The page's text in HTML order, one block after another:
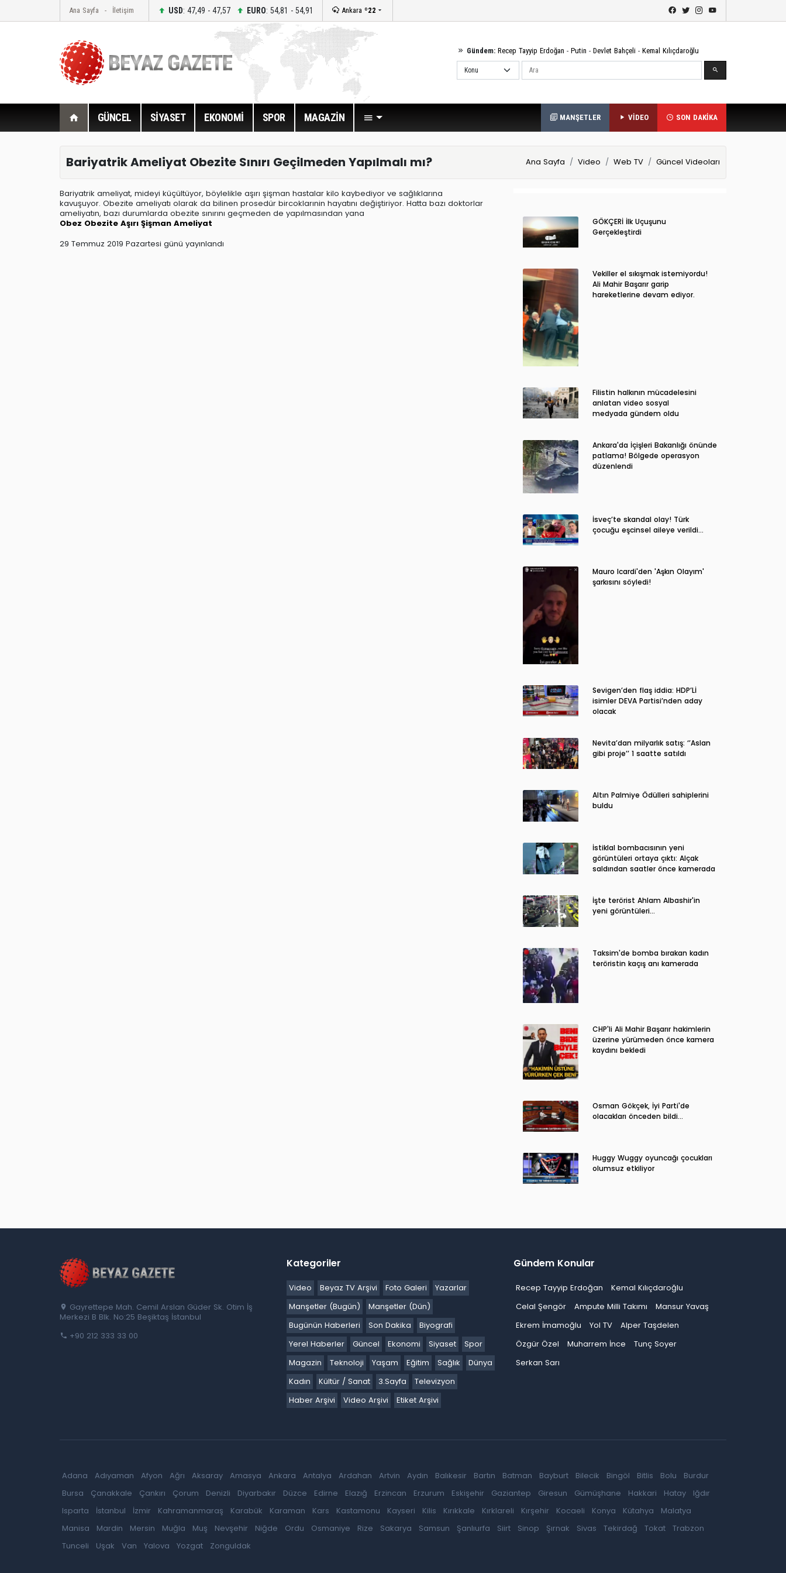
Ana Sayfa İletişim USD: 47,49 - 47,57 EURO: 54,81 - 54,91 Ankara º22
Gündem: Recep Tayyip Erdoğan - Putin - Devlet Bahçeli - Kemal Kılıçdaroğlu
Ara
GÜNCEL SİYASET EKONOMİ SPOR MAGAZİN MANŞETLER VİDEO SON DAKİKA
Bariyatrik Ameliyat Obezite Sınırı Geçilmeden Yapılmalı mı? Ana Sayfa Video Web TV Güncel Videoları
Bariyatrik ameliyat, mideyi küçültüyor, böylelikle aşırı şişman hastalar kilo kaybediyor ve sağlıklarına
kavuşuyor. Obezite ameliyatı olarak da bilinen prosedür bircoklarınin hayatını değiştiriyor. Hatta bazı doktorlar
ameliyatın, bazı durumlarda obezite sınırını geçmeden de yapılmasından yana
Obez Obezite Aşırı Şişman Ameliyat
29 Temmuz 2019 Pazartesi günü yayınlandı
GÖKÇERİ İlk Uçuşunu
Gerçekleştirdi
Vekiller el sıkışmak istemiyordu!
Ali Mahir Başarır garip
hareketlerine devam ediyor.
Filistin halkının mücadelesini
anlatan video sosyal
medyada gündem oldu
Ankara'da İçişleri Bakanlığı önünde
patlama! Bölgede operasyon
düzenlendi
İsveç’te skandal olay! Türk
çocuğu eşcinsel aileye verildi…
Mauro Icardi'den 'Aşkın Olayım'
şarkısını söyledi!
Sevigen’den flaş iddia: HDP’Lİ
isimler DEVA Partisi’nden aday
olacak
Nevita’dan milyarlık satış: ‘’Aslan
gibi proje’’ 1 saatte satıldı
Altın Palmiye Ödülleri sahiplerini
buldu
İstiklal bombacısının yeni
görüntüleri ortaya çıktı: Alçak
saldırıdan saatler önce kamerada
İşte terörist Ahlam Albashir'in
yeni görüntüleri…
Taksim'de bomba bırakan kadın
teröristin kaçış anı kamerada
CHP'li Ali Mahir Başarır hakimlerin
üzerine yürümeden önce kamera
kaydını bekledi
Osman Gökçek, İyi Parti'de
olacakları önceden bildi...
Huggy Wuggy oyuncağı çocukları
olumsuz etkiliyor
Gayrettepe Mah. Cemil Arslan Güder Sk. Otim İş
Merkezi B Blk. No:25 Beşiktaş İstanbul
+90 212 333 33 00
Kategoriler
Video Beyaz TV Arşivi Foto Galeri
Yazarlar
Manşetler (Bugün)
Manşetler (Dün)
Bugünün Haberleri
Son Dakika
Biyografi
Yerel Haberler
Güncel Ekonomi Siyaset
Spor
Magazin
Teknoloji Yaşam Eğitim Sağlık
Dünya
Kadın
Kültür / Sanat 3.Sayfa
Televizyon
Haber Arşivi
Video Arşivi Etiket Arşivi
Gündem Konular
Recep Tayyip Erdoğan
Kemal Kılıçdaroğlu
Celal Şengör
Ampute Milli Takımı
Mansur Yavaş
Ekrem İmamoğlu
Yol TV
Alper Taşdelen
Özgür Özel
Muharrem İnce
Tunç Soyer
Serkan Sarı
Adana Adıyaman Afyon Ağrı Aksaray Amasya Ankara Antalya Ardahan Artvin Aydın Balıkesir Bartın Batman Bayburt Bilecik Bingöl Bitlis Bolu
Burdur
Bursa
Çanakkale Çankırı Çorum Denizli Diyarbakır Düzce Edirne Elazığ Erzincan Erzurum Eskişehir Gaziantep Giresun Gümüşhane Hakkari Hatay
Iğdır
Isparta
İstanbul İzmir Kahramanmaraş Karabük Karaman Kars Kastamonu Kayseri Kilis Kırıkkale Kırklareli Kırşehir Kocaeli Konya Kütahya
Malatya
Manisa
Mardin Mersin Muğla Muş Nevşehir Niğde Ordu Osmaniye Rize Sakarya Samsun Şanlıurfa Siirt Sinop Şırnak Sivas Tekirdağ Tokat
Trabzon
Tunceli
Uşak Van Yalova Yozgat Zonguldak